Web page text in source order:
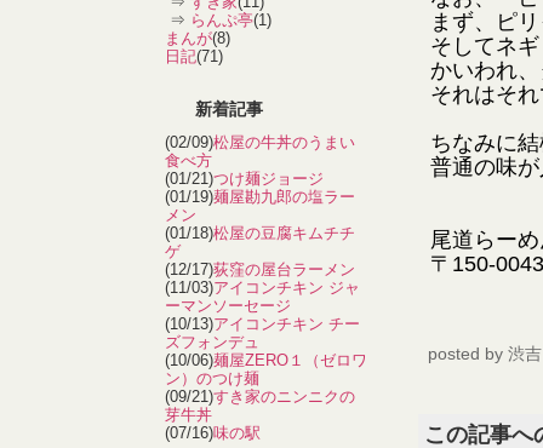
⇒ らんぷ亭(1)
まんが(8)
日記(71)
新着記事
(02/09)松屋の牛丼のうまい
食べ方
(01/21)つけ麺ジョージ
(01/19)麺屋勘九郎の塩ラー
メン
(01/18)松屋の豆腐キムチチ
ゲ
(12/17)荻窪の屋台ラーメン
(11/03)アイコンチキン ジャ
ーマンソーセージ
(10/13)アイコンチキン チー
ズフォンデュ
(10/06)麺屋ZERO１（ゼロワ
ン）のつけ麺
(09/21)すき家のニンニクの
芽牛丼
(07/16)味の駅
まず、ピ
そしてネ
かいわれ
それはそ
ちなみに
普通の味
尾道らー
〒150-
posted by 渋吉
この記事へ